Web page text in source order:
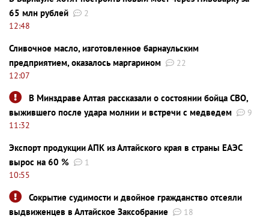
65 млн рублей
2
12:48
Сливочное масло, изготовленное барнаульским
предприятием, оказалось маргарином
22
12:07
В Минздраве Алтая рассказали о состоянии бойца СВО,
выжившего после удара молнии и встречи с медведем
9
11:32
Экспорт продукции АПК из Алтайского края в страны ЕАЭС
вырос на 60 %
1
10:55
Сокрытие судимости и двойное гражданство отсеяли
выдвиженцев в Алтайское Заксобрание
18